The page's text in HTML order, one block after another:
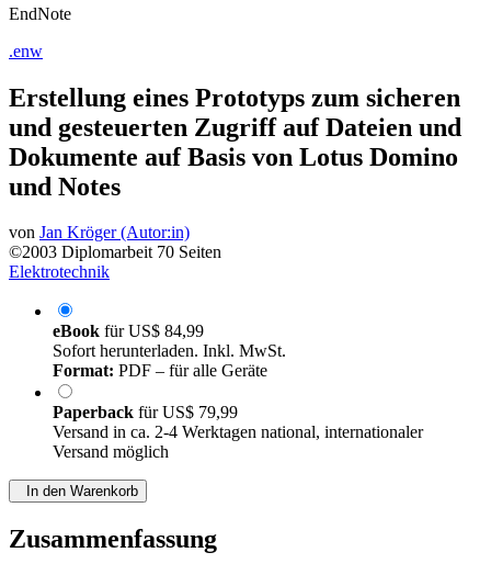
EndNote
.enw
Erstellung eines Prototyps zum sicheren
und gesteuerten Zugriff auf Dateien und
Dokumente auf Basis von Lotus Domino
und Notes
von Jan Kröger (Autor:in)
©2003 Diplomarbeit 70 Seiten
Elektrotechnik
eBook fürUS$ 84,99
Sofort herunterladen. Inkl. MwSt.
Format: PDF – für alle Geräte
Paperback fürUS$ 79,99
Versand in ca. 2-4 Werktagen national, internationaler
Versand möglich
In den Warenkorb
Zusammenfassung